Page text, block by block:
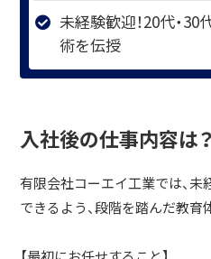
未経験歓迎！20代・
術を伝授
入社後の仕事内容は？
有限会社コーエイ工業では、
できるよう、段階を踏んだ教育